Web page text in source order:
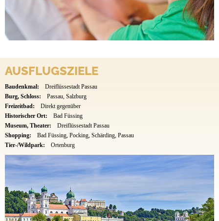
AUSFLUGSZIELE
Baudenkmal:
Dreiflüssestadt Passau
Burg, Schloss:
Passau, Salzburg
Freizeitbad:
Direkt gegenüber
Historischer Ort:
Bad Füssing
Museum, Theater:
Dreiflüssestadt Passau
Shopping:
Bad Füssing, Pocking, Schärding, Passau
Tier-/Wildpark:
Ortenburg